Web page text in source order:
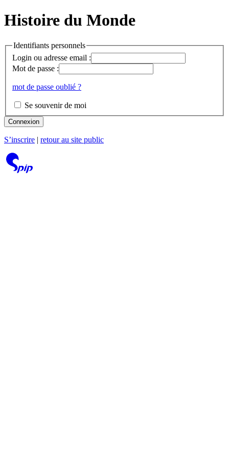
Histoire du Monde
Identifiants personnels
Login ou adresse email :
Mot de passe :
mot de passe oublié ?
Se souvenir de moi
Connexion
S’inscrire retour au site public